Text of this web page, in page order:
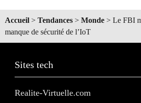
Accueil > Tendances > Monde > Le FBI
manque de sécurité de l’IoT
Sites tech
Realite-Virtuelle.com